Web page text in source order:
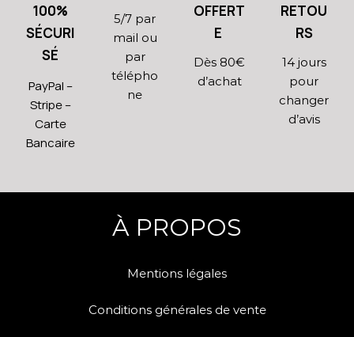
100%
SÉCURI
SÉ
PayPal –
Stripe –
Carte
Bancaire
5/7 par
mail ou
par
télépho
ne
OFFERT
E
Dès 80€
d’achat
RETOU
RS
14 jours
pour
changer
d’avis
À PROPOS
Mentions légales
Conditions générales de vente